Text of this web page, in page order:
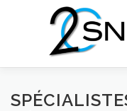
QUI SOMMES NOUS?